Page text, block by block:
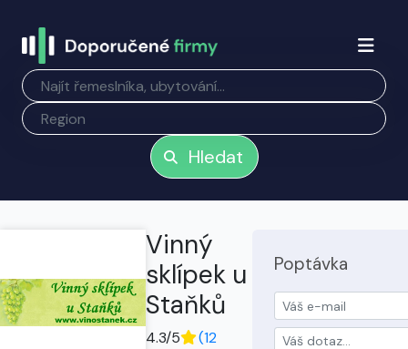
Hledat
Vinný
sklípek u
Staňků
4.3/5
(12
Poptávka